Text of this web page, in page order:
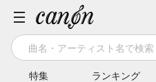
特集 ランキング